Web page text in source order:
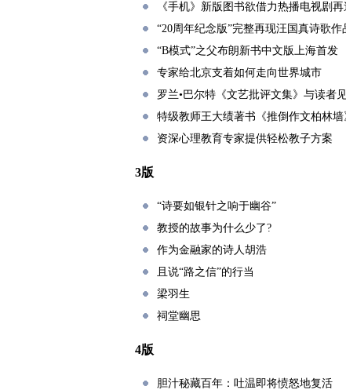
《手机》新版图书欲借力热播电视剧
“20周年纪念版”完整再现汪国真诗歌作
“B模式”之父布朗新书中文版上海首发
专家给北京支着如何走向世界城市
罗兰•巴尔特《文艺批评文集》与读者
特级教师王大绩著书《推倒作文柏林墙
资深心理教育专家提供轻松教子方案
3版
“诗要如银针之响于幽谷”
教授的故事为什么少了?
作为金融家的诗人胡浩
且说“路之信”的行当
梁羽生
祠堂幽思
4版
胆汁秘藏百年：吐温即将愤怒地复活